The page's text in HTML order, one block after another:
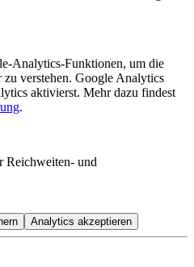
Analytics-Funktionen, um die
zu verstehen. Google Analytics
aktivierst. Mehr dazu findest
.
Reichweiten- und
Analytics akzeptieren